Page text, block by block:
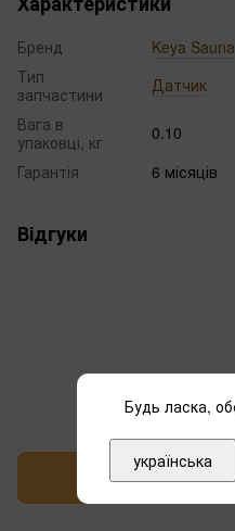
Бренд
Keya Sauna
Тип
запчастини
Датчик
Вага в
упаковці, кг
0.10
Гарантія
6 місяців
Відгуки
Додайте
Будь ласка,
українська